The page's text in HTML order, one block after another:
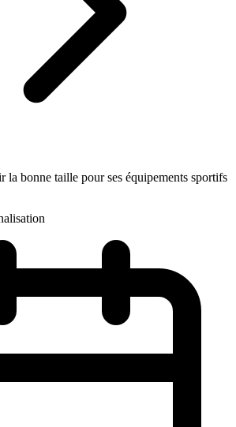
la bonne taille pour ses équipements sportifs